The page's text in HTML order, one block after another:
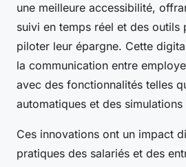
une meilleure accessibilité,
suivi en temps réel et des outils
piloter leur épargne. Cette
la communication entre
avec des fonctionnalités telles
automatiques et des simulations
Ces innovations ont un impact
pratiques des salariés et des